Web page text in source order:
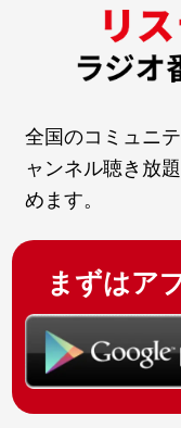
全国のコミュニ
ャンネル聴き放
めます。
まずはア